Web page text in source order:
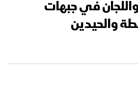
في جبهات
والحيدين